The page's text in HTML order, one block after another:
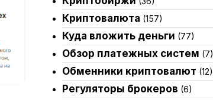
Криптовалюта (157)
Куда вложить деньги (77)
Обзор платежных систем (7)
Обменники криптовалют (12)
Регуляторы брокеров (6)